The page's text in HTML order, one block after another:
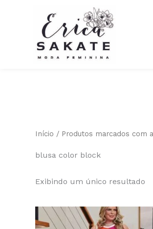
Início / Produtos marcados com
blusa color block
Exibindo um único resultado